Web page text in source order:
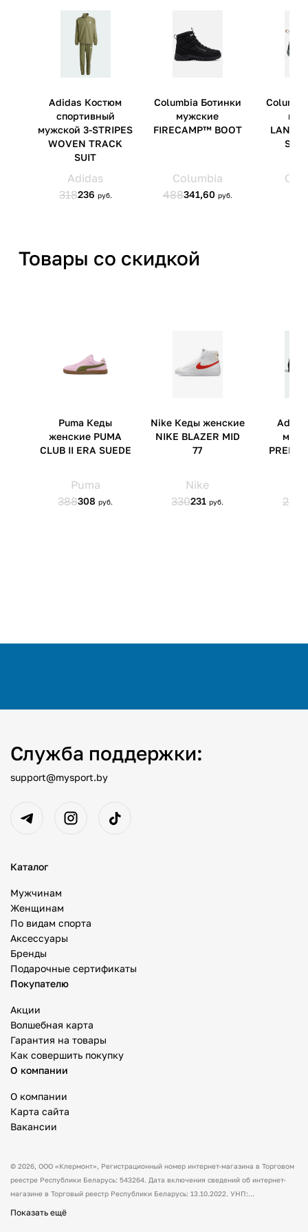
Страна производства
Артикул производителя DD9293-001
д.58
Товары со скидкой
Служба поддержки:
support@mysport.by
Каталог
Мужчинам
Женщинам
По видам спорта
Аксессуары
Бренды
Подарочные сертификаты
Покупателю
Акции
Волшебная карта
Гарантия на товары
Как совершить покупку
О компании
О компании
Карта сайта
Вакансии
© 2026, ООО «Клермонт» , Регистрационный номер интернет-магазина в Торговом
реестре Республики Беларусь: 543264. Дата включения сведений об интернет-
магазине в Торговый реестр Республики Беларусь: 13.10.2022. УНП:
Показать ещё